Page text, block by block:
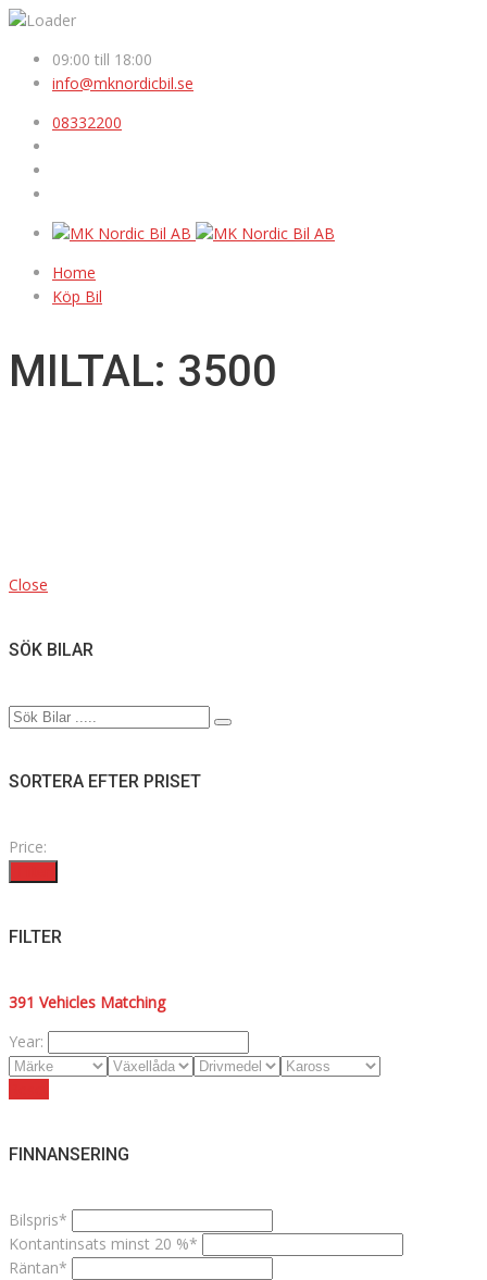
09:00 till 18:00
info@mknordicbil.se
08332200
Home
Köp Bil
MILTAL: 3500
Close
SÖK BILAR
SORTERA EFTER PRISET
Price:
FILTER
391 Vehicles Matching
Year:
FINNANSERING
Bilspris*
Kontantinsats minst 20 %*
Räntan*